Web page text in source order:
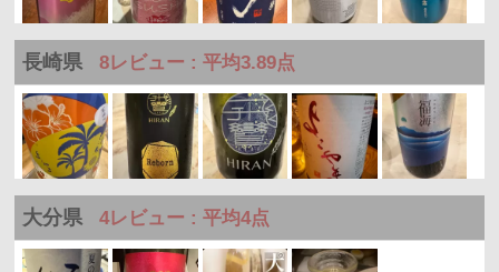
長崎県 8レビュー : 平均3.89点
大分県 4レビュー : 平均4点